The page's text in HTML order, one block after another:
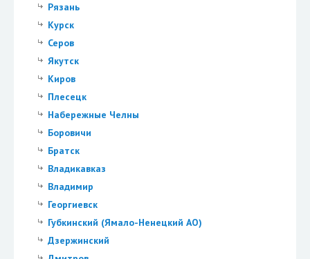
Рязань
Курск
Серов
Якутск
Киров
Плесецк
Набережные Челны
Боровичи
Братск
Владикавказ
Владимир
Георгиевск
Губкинский (Ямало-Ненецкий АО)
Дзержинский